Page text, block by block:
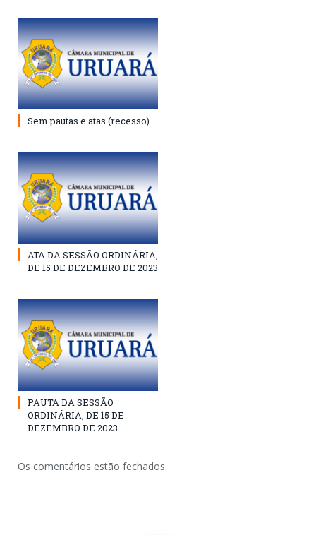
Sem pautas e atas (recesso)
ATA DA SESSÃO ORDINÁRIA,
DE 15 DE DEZEMBRO DE 2023
PAUTA DA SESSÃO
ORDINÁRIA, DE 15 DE
DEZEMBRO DE 2023
Os comentários estão fechados.